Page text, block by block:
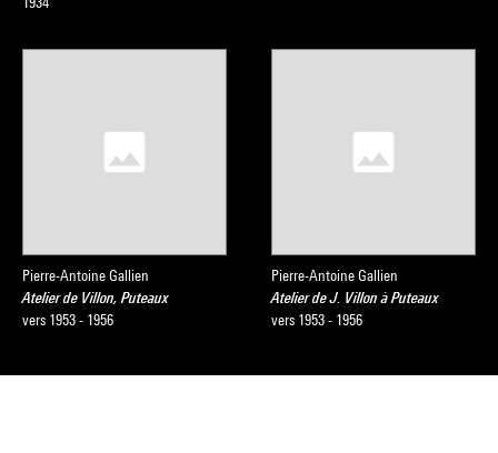
Pierre-Antoine Gallien
Atelier de Villon, Puteaux
vers 1953 - 1956
Pierre-Antoine Gallien
Atelier de J. Villon à Puteaux
vers 1953 - 1956